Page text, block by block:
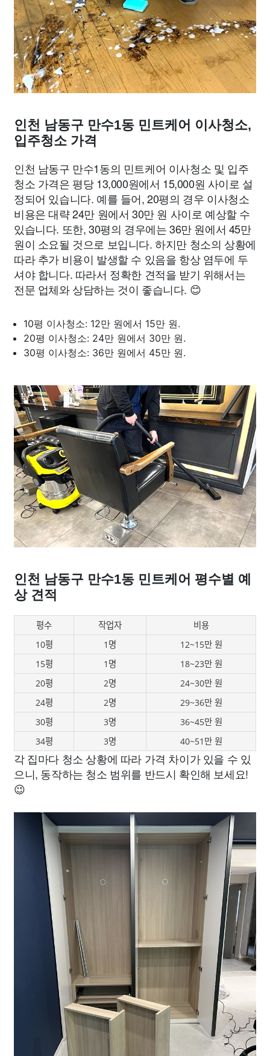
인천 남동구 만수1동 민트케어 이사청소,
입주청소 가격
인천 남동구 만수1동의 민트케어 이사청소 및 입주
청소 가격은 평당 13,000원에서 15,000원 사이로 설
정되어 있습니다. 예를 들어, 20평의 경우 이사청소
비용은 대략 24만 원에서 30만 원 사이로 예상할 수
있습니다. 또한, 30평의 경우에는 36만 원에서 45만
원이 소요될 것으로 보입니다. 하지만 청소의 상황에
따라 추가 비용이 발생할 수 있음을 항상 염두에 두
셔야 합니다. 따라서 정확한 견적을 받기 위해서는
전문 업체와 상담하는 것이 좋습니다. 😊
10평 이사청소: 12만 원에서 15만 원.
20평 이사청소: 24만 원에서 30만 원.
30평 이사청소: 36만 원에서 45만 원.
인천 남동구 만수1동 민트케어 평수별 예
상 견적
평수 작업자
비용
10평
1명
12~15만 원
15평
1명
18~23만 원
20평
2명
24~30만 원
24평
2명
29~36만 원
30평
3명
36~45만 원
34평
3명 40~51만 원
각 집마다 청소 상황에 따라 가격 차이가 있을 수 있
으니, 동작하는 청소 범위를 반드시 확인해 보세요!
😉